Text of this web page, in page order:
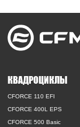
КВАДРОЦИКЛЫ
CFORCE 110 EFI
CFORCE 400L EPS
CFORCE 500 Basic